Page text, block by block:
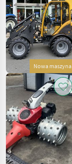
Nowa maszyna